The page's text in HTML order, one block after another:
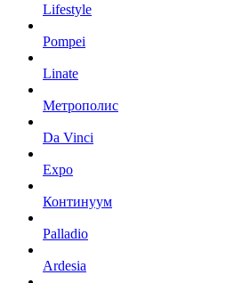
Lifestyle
Pompei
Linate
Метрополис
Da Vinci
Expo
Континуум
Palladio
Ardesia